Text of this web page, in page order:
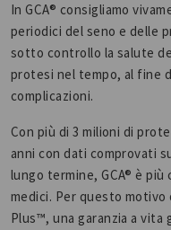
In GCA® consigliamo
periodici del seno e delle
sotto controllo la salute
protesi nel tempo, al fine
complicazioni.
Con più di 3 milioni di
anni con dati comprovati
lungo termine, GCA® è
medici. Per questo
Plus™, una garanzia a